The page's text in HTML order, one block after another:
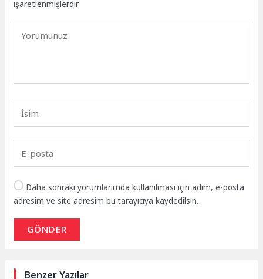
işaretlenmişlerdir
Daha sonraki yorumlarımda kullanılması için adım, e-posta
adresim ve site adresim bu tarayıcıya kaydedilsin.
GÖNDER
Benzer Yazılar